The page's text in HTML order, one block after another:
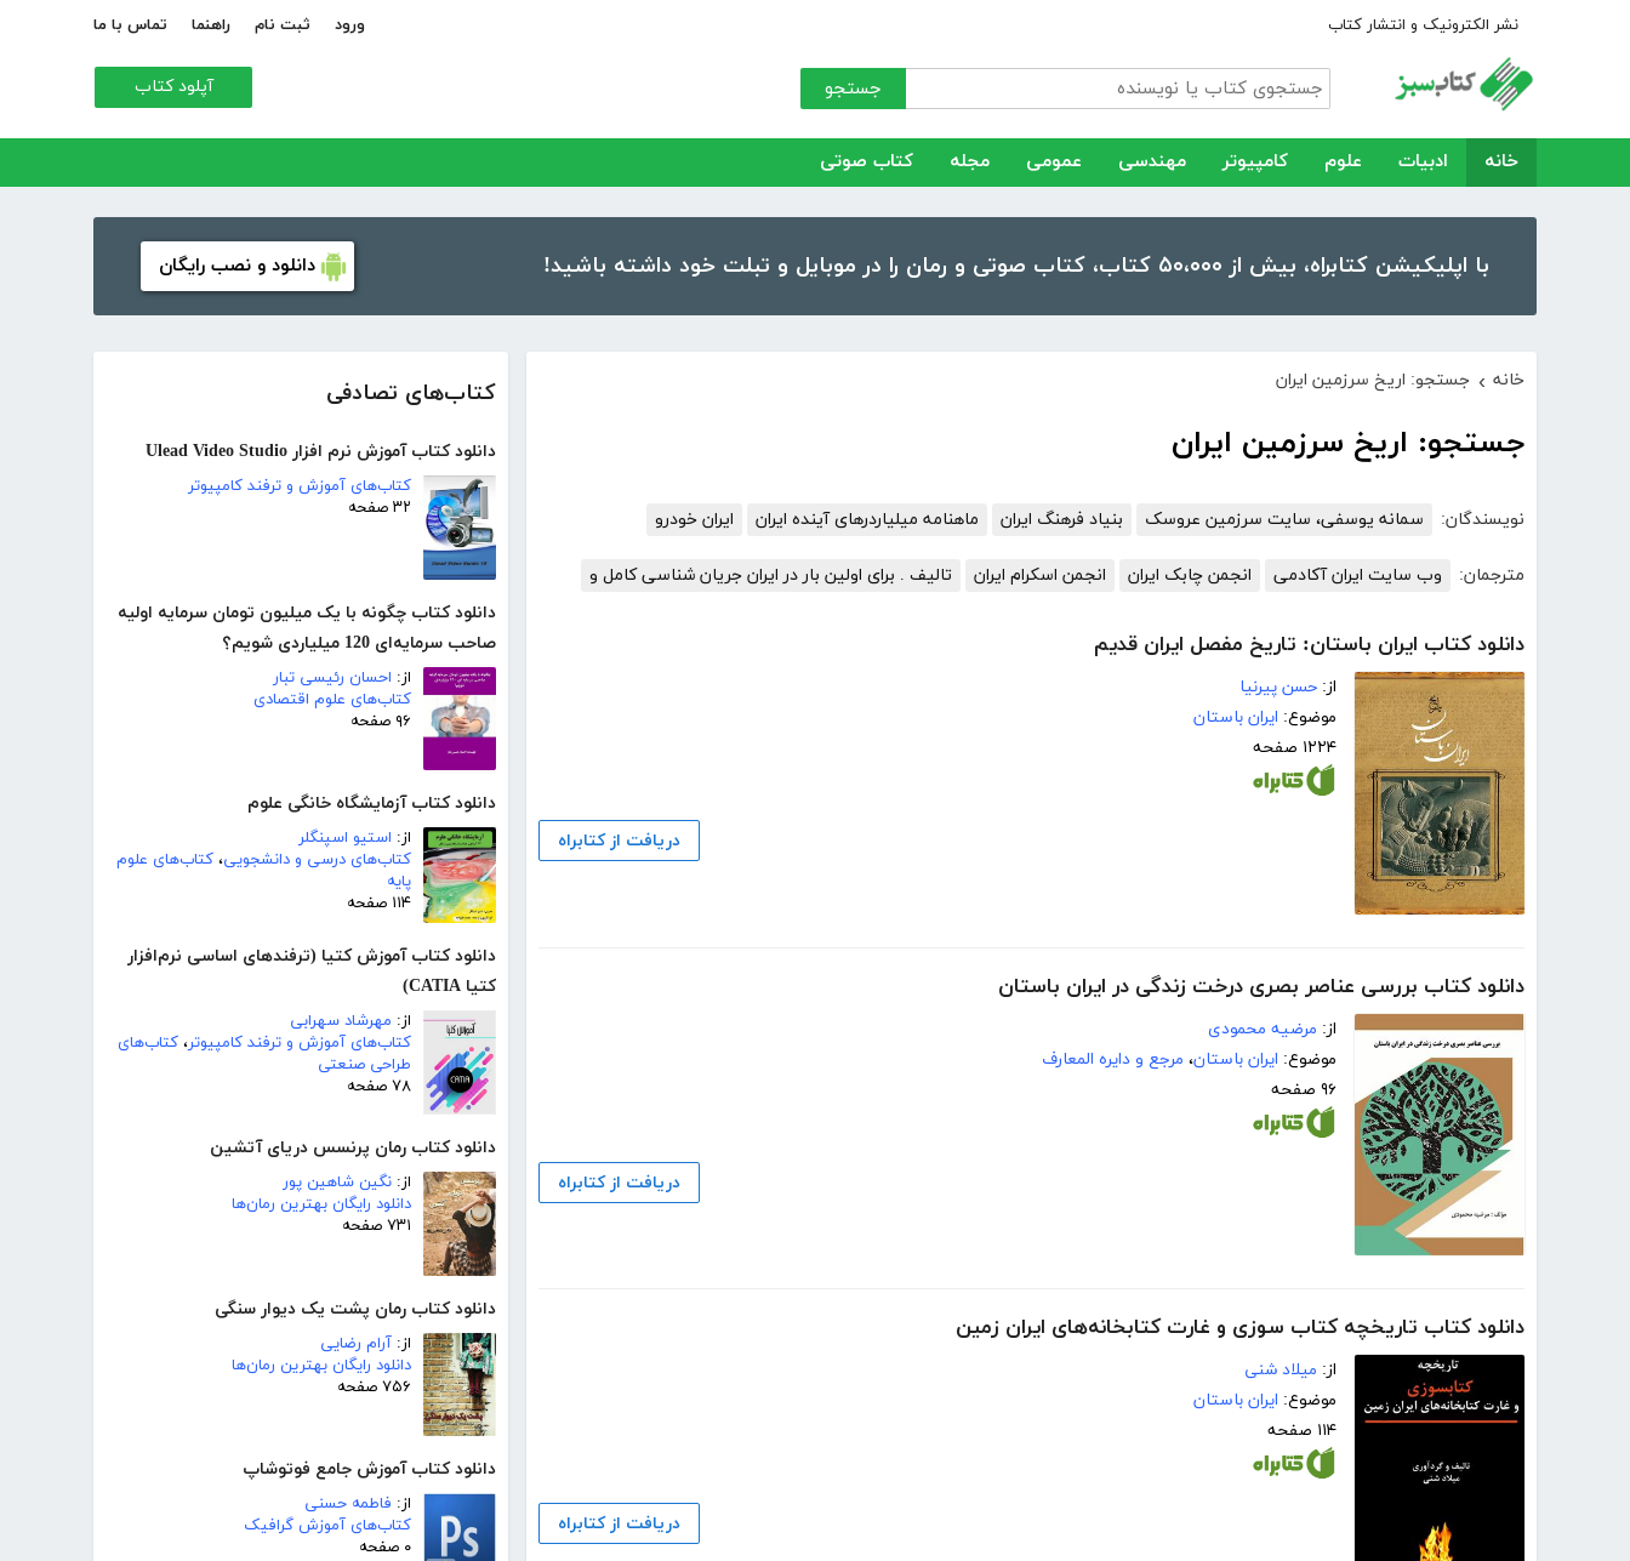
نشر الکترونیک و انتشار کتاب ورود ثبت نام راهنما تماس با ما
جستجو آپلود کتاب
خانه ادبیات علوم کامپیوتر مهندسی عمومی مجله کتاب صوتی
با اپلیکیشن کتابراه، بیش از ۵۰،۰۰۰ کتاب، کتاب صوتی و رمان را در موبایل و تبلت خود داشته باشید! دانلود و نصب رایگان
کتاب‌های تصادفی
دانلود کتاب آموزش نرم افزار Ulead Video Studio
کتاب‌های آموزش و ترفند کامپیوتر
۳۲ صفحه
دانلود کتاب چگونه با یک میلیون تومان سرمایه اولیه
صاحب سرمایه‌ای 120 میلیاردی شویم؟
از: احسان رئیسی تبار
کتاب‌های علوم اقتصادی
۹۶ صفحه
دانلود کتاب آزمایشگاه خانگی علوم
از: استیو اسپنگلر
کتاب‌های درسی و دانشجویی، کتاب‌های علوم
پایه
۱۱۴ صفحه
دانلود کتاب آموزش کتیا (ترفندهای اساسی نرم‌افزار
کتیا CATIA)
از: مهرشاد سهرابی
کتاب‌های آموزش و ترفند کامپیوتر، کتاب‌های
طراحی صنعتی
۷۸ صفحه
دانلود کتاب رمان پرنسس دریای آتشین
از: نگین شاهین پور
دانلود رایگان بهترین رمان‌ها
۷۳۱ صفحه
دانلود کتاب رمان پشت یک دیوار سنگی
از: آرام رضایی
دانلود رایگان بهترین رمان‌ها
۷۵۶ صفحه
دانلود کتاب آموزش جامع فوتوشاپ
از: فاطمه حسنی
کتاب‌های آموزش گرافیک
۰ صفحه
خانه › جستجو: اریخ سرزمین ایران
جستجو: اریخ سرزمین ایران
نویسندگان: سمانه یوسفی، سایت سرزمین عروسک بنیاد فرهنگ ایران ماهنامه میلیاردرهای آینده ایران ایران خودرو
مترجمان: وب سایت ایران آکادمی انجمن چابک ایران انجمن اسکرام ایران تالیف . برای اولین بار در ایران جریان شناسی کامل و
دانلود کتاب ایران باستان: تاریخ مفصل ایران قدیم
از: حسن پیرنیا
موضوع: ایران باستان
۱۲۲۴ صفحه
دریافت از کتابراه
دانلود کتاب بررسی عناصر بصری درخت زندگی در ایران باستان
از: مرضیه محمودی
موضوع: ایران باستان، مرجع و دایره المعارف
۹۶ صفحه
دریافت از کتابراه
دانلود کتاب تاریخچه کتاب سوزی و غارت کتابخانه‌های ایران زمین
از: میلاد شنی
موضوع: ایران باستان
۱۱۴ صفحه
دریافت از کتابراه